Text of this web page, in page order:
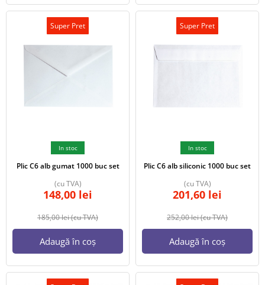
Super Pret
In stoc
Plic C6 alb gumat 1000 buc set
185,00lei(cu TVA)
148,00 lei
(cu TVA)
Adaugă în coș
Super Pret
In stoc
Plic C6 alb siliconic 1000 buc set
252,00lei(cu TVA)
201,60 lei
(cu TVA)
Adaugă în coș